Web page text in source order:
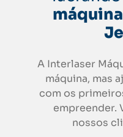
A Interlaser
máquina, mas
com os
empreender.
nossos